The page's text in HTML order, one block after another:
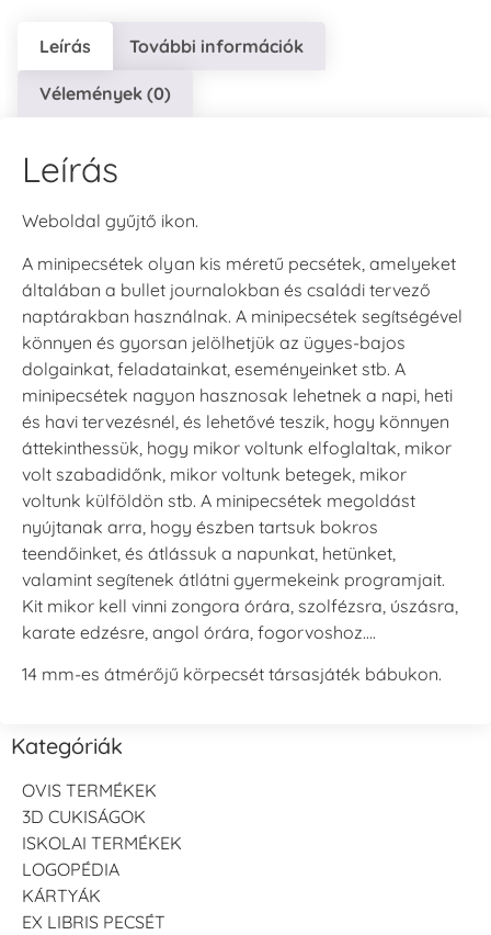
Leírás További információk
Vélemények (0)
Leírás
Weboldal gyűjtő ikon.
A minipecsétek olyan kis méretű pecsétek, amelyeket
általában a bullet journalokban és családi tervező
naptárakban használnak. A minipecsétek segítségével
könnyen és gyorsan jelölhetjük az ügyes-bajos
dolgainkat, feladatainkat, eseményeinket stb. A
minipecsétek nagyon hasznosak lehetnek a napi, heti
és havi tervezésnél, és lehetővé teszik, hogy könnyen
áttekinthessük, hogy mikor voltunk elfoglaltak, mikor
volt szabadidőnk, mikor voltunk betegek, mikor
voltunk külföldön stb. A minipecsétek megoldást
nyújtanak arra, hogy észben tartsuk bokros
teendőinket, és átlássuk a napunkat, hetünket,
valamint segítenek átlátni gyermekeink programjait.
Kit mikor kell vinni zongora órára, szolfézsra, úszásra,
karate edzésre, angol órára, fogorvoshoz….
14 mm-es átmérőjű körpecsét társasjáték bábukon.
Kategóriák
OVIS TERMÉKEK
3D CUKISÁGOK
ISKOLAI TERMÉKEK
LOGOPÉDIA
KÁRTYÁK
EX LIBRIS PECSÉT